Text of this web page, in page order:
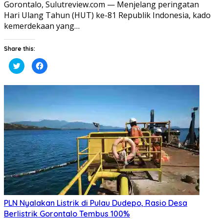
Gorontalo, Sulutreview.com — Menjelang peringatan
Hari Ulang Tahun (HUT) ke-81 Republik Indonesia, kado
kemerdekaan yang…
Share this:
Klik
untuk
berbagi
Twitter(Membuka
baru)
Klik
untuk
Facebook(Membuka
baru)
PLN Nyalakan Listrik di Pulau Dudepo, Rasio Desa
Berlistrik Gorontalo Tembus 100%